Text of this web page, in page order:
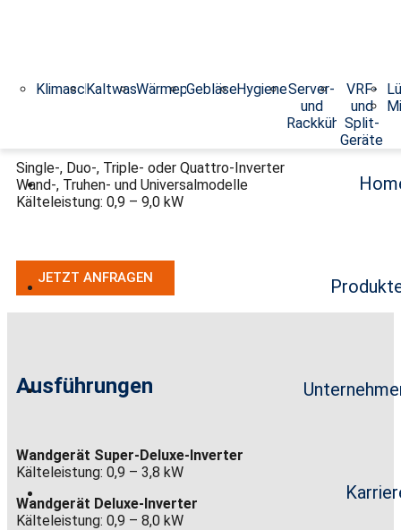
KlimaschränkeKaltwassersätze
WärmepumpenGebläsekonvektoren
Hygieneklimageräte
Server-
und
Rackkühler
VRF-
und
Split-
Geräte
Single- und Multi-Split-Inverter
Single-, Duo-, Triple- oder Quattro-Inverter
Wand-, Truhen- und Universalmodelle
Kälteleistung: 0,9 – 9,0 kW
JETZT ANFRAGEN
Ausführungen
Wandgerät Super-Deluxe-Inverter
Kälteleistung: 0,9 – 3,8 kW
Wandgerät Deluxe-Inverter
Kälteleistung: 0,9 – 8,0 kW